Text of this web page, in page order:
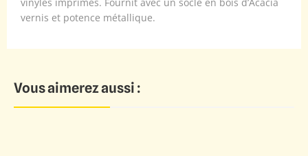
vernis et potence métallique.
Vous aimerez aussi :